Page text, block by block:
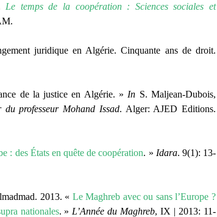
Le temps de la coopération : Sciences sociales et
juridique en Algérie. Cinquante ans de droit.
de la justice en Algérie. » In S. Maljean-Dubois,
du professeur Mohand Issad. Alger: AJED Editions.
: des États en quête de coopération. » Idara. 9(1): 13-
2013. « Le Maghreb avec ou sans l’Europe ?
nationales. » L’Année du Maghreb, IX | 2013: 11-